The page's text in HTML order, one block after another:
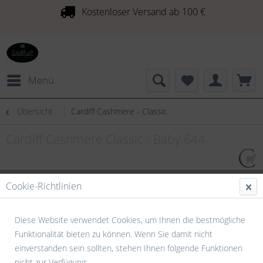
Kostenloser Versand ab 100 €
Menü
Übersicht Cardiff Cashmere - Classic
Cookie-Richtlinien
Diese Website verwendet Cookies, um Ihnen die bestmögliche
Funktionalität bieten zu können. Wenn Sie damit nicht
einverstanden sein sollten, stehen Ihnen folgende Funktionen